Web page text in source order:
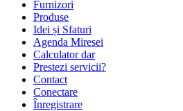
Furnizori
Produse
Idei și Sfaturi
Agenda Miresei
Calculator dar
Prestezi servicii?
Contact
Conectare
Înregistrare